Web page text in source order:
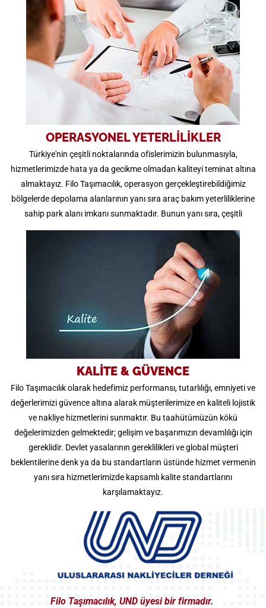
bulunmaktadır.
OPERASYONEL YETERLİLİKLER
Türkiye'nin çeşitli noktalarında ofislerimizin bulunmasıyla,
hizmetlerimizde hata ya da gecikme olmadan kaliteyi teminat altına
almaktayız. Filo Taşımacılık, operasyon gerçekleştirebildiğimiz
bölgelerde depolama alanlarının yanı sıra araç bakım yeterliliklerine
sahip park alanı imkanı sunmaktadır. Bunun yanı sıra, çeşitli
bölgelerde çözüm ortaklarımızın yanında itibara sahip bir firmayız.
Bölgesel ortaklıklarımızın gücüne inanmaktayız.
KALİTE & GÜVENCE
Filo Taşımacılık olarak hedefimiz performansı, tutarlılığı, emniyeti ve
değerlerimizi güvence altına alarak müşterilerimize en kaliteli lojistik
ve nakliye hizmetlerini sunmaktır. Bu taahütümüzün kökü
değelerimizden gelmektedir; gelişim ve başarımızın devamlılığı için
gereklidir. Devlet yasalarının gereklilikleri ve global müşteri
beklentilerine denk ya da bu standartların üstünde hizmet vermenin
yanı sıra hizmetlerimizde kapsamlı kalite standartlarını
karşılamaktayız.
Filo Taşımacılık, UND üyesi bir firmadır.